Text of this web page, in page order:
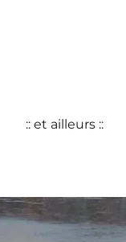
:: et ailleurs ::